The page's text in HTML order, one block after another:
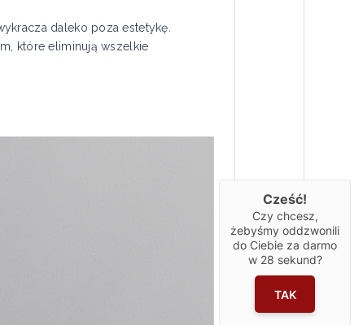
daleko poza estetykę.
które eliminują wszelkie
Cześć!
Czy chcesz,
żebyśmy oddzwonili
do Ciebie za darmo
w 28 sekund?
TAK